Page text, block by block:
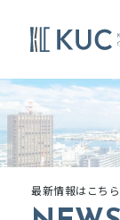
最新情報はこちら